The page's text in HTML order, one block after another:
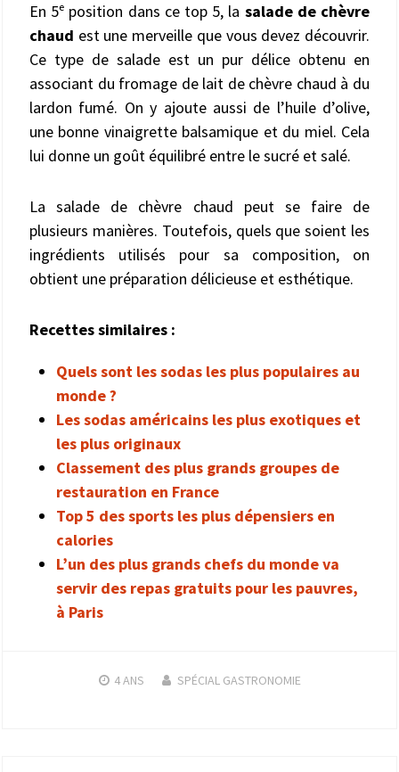
En 5ᵉ position dans ce top 5, la salade de chèvre
chaud est une merveille que vous devez découvrir.
Ce type de salade est un pur délice obtenu en
associant du fromage de lait de chèvre chaud à du
lardon fumé. On y ajoute aussi de l’huile d’olive,
une bonne vinaigrette balsamique et du miel. Cela
lui donne un goût équilibré entre le sucré et salé.
La salade de chèvre chaud peut se faire de
plusieurs manières. Toutefois, quels que soient les
ingrédients utilisés pour sa composition, on
obtient une préparation délicieuse et esthétique.
Recettes similaires :
Quels sont les sodas les plus populaires au
monde ?
Les sodas américains les plus exotiques et
les plus originaux
Classement des plus grands groupes de
restauration en France
Top 5 des sports les plus dépensiers en
calories
L’un des plus grands chefs du monde va
servir des repas gratuits pour les pauvres,
à Paris
4 ANS SPÉCIAL GASTRONOMIE